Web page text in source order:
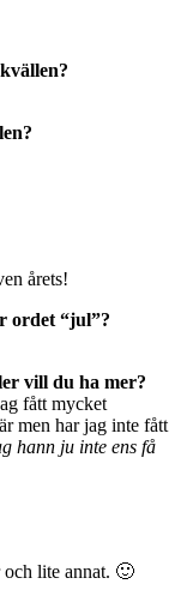
årets!
ordet “jul”?
vill du ha mer?
fått mycket
men har jag inte fått
hann ju inte ens få
och lite annat. 🙂